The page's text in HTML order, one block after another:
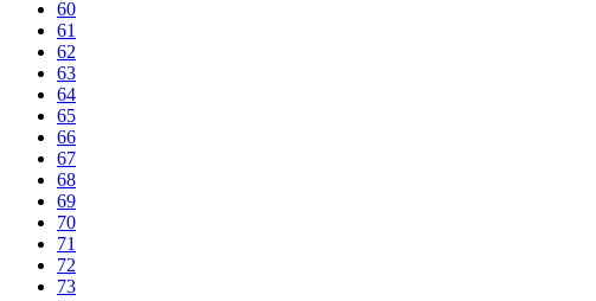
60
61
62
63
64
65
66
67
68
69
70
71
72
73